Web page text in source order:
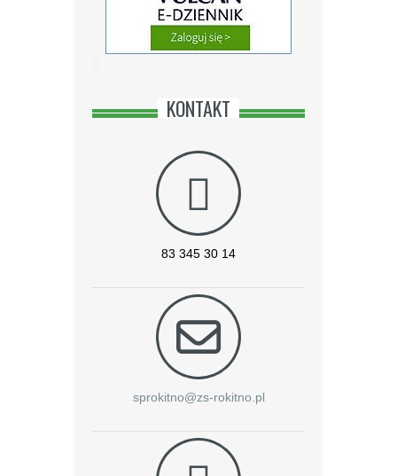
KONTAKT
83 345 30 14
sprokitno@zs-rokitno.pl